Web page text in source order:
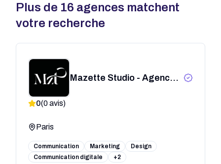
Plus de 16 agences matchent
votre recherche
Mazette Studio - Agence
0(0avis)
Paris
Communication Marketing
Design
Communication digitale
+2